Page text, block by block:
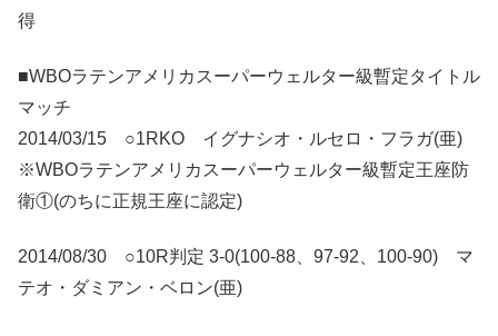
得
■WBOラテンアメリカスーパーウェルター級暫定タイトル
マッチ
2014/03/15 ○1RKO イグナシオ・ルセロ・フラガ(亜)
※WBOラテンアメリカスーパーウェルター級暫定王座防
衛①(のちに正規王座に認定)
2014/08/30 ○10R判定 3-0(100-88、97-92、100-90) マ
テオ・ダミアン・ベロン(亜)